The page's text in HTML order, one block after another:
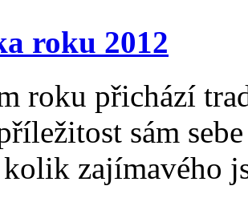
roku 2012
roku přichází
sám
zajímavého